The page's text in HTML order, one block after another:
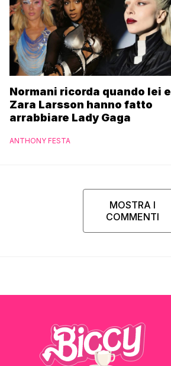
Normani ricorda quando lei e
Zara Larsson hanno fatto
arrabbiare Lady Gaga
ANTHONY FESTA
MOSTRA I
COMMENTI